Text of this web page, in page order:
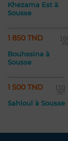
Khezama Est à
Sousse
1 850 TND
Bouhssina à
Sousse
1 500 TND 110
m²
Sahloul à Sousse